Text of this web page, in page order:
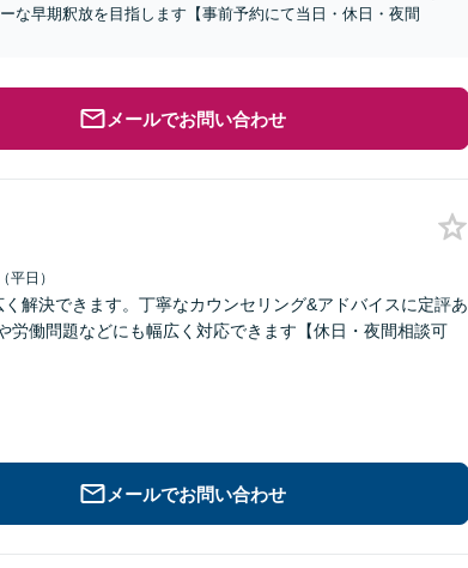
な早期釈放を目指します【事前予約にて当日・休日・夜間
メールでお問い合わせ
平日）
解決できます。丁寧なカウンセリング&アドバイスに定評あ
労働問題などにも幅広く対応できます【休日・夜間相談可
メールでお問い合わせ